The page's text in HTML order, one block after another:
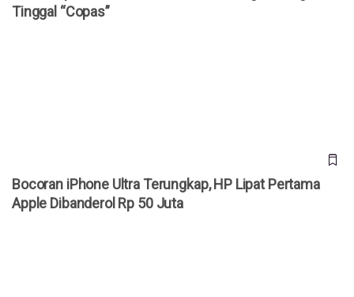
Tinggal “Copas”
Bocoran iPhone Ultra Terungkap, HP Lipat Pertama
Apple Dibanderol Rp 50 Juta